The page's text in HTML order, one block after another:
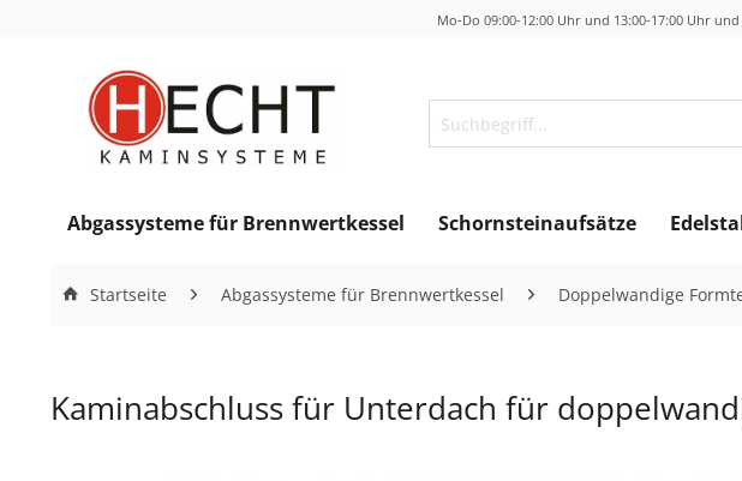
Mo-Do 09:00-12:00 Uhr und 13:00-17:00 Uhr
Abgassysteme für Brennwertkessel Schornsteinaufsätze
Startseite Abgassysteme für Brennwertkessel Doppelwandige
Kaminabschluss für Unterdach für